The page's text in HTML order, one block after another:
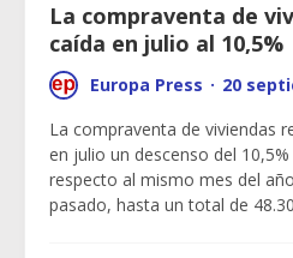
La compraventa de
caída en julio al 10,5%
Europa Press · 20
La compraventa de viviendas
en julio un descenso del
respecto al mismo mes del año
pasado, hasta un total de